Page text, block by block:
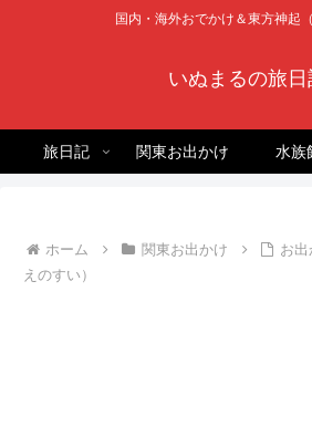
国内・海外おでかけ＆東方神起
いぬまるの旅日
旅日記 関東お出かけ 水族
ホーム 関東お出かけ
お出
えのすい）